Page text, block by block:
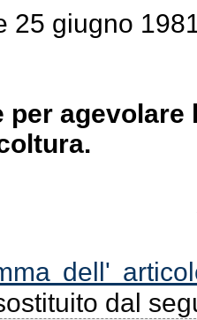
25 giugno
dell'
dal